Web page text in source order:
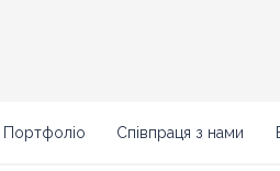
Портфоліо Співпраця з нами